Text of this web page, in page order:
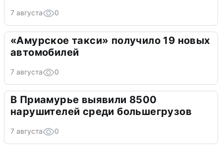
7 августа 0
«Амурское такси» получило 19 новых
автомобилей
7 августа 0
В Приамурье выявили 8500
нарушителей среди большегрузов
7 августа 0